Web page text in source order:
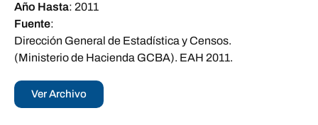
Año Hasta: 2011
Fuente:
Dirección General de Estadística y Censos.
(Ministerio de Hacienda GCBA). EAH 2011.
Ver Archivo